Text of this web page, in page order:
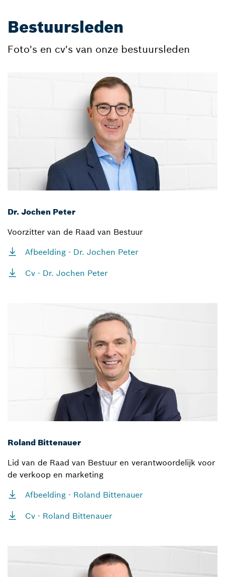
Bestuursleden
Foto's en cv's van onze bestuursleden
Dr. Jochen Peter
Voorzitter van de Raad van Bestuur
Afbeelding - Dr. Jochen Peter
Cv - Dr. Jochen Peter
Roland Bittenauer
Lid van de Raad van Bestuur en verantwoordelijk voor
de verkoop en marketing
Afbeelding - Roland Bittenauer
Cv - Roland Bittenauer